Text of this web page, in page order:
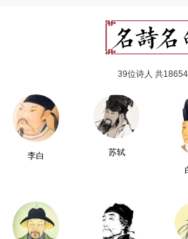
39位诗人 共
李白
苏轼